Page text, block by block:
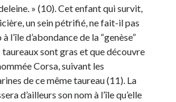
» (10). Cet enfant qui survit,
un sein pétrifié, ne fait-il pas
l’île d’abondance de la “genèse”
taureaux sont gras et que découvre
Corsa, suivant les
de ce même taureau (11). La
d’ailleurs son nom à l’île qu’elle